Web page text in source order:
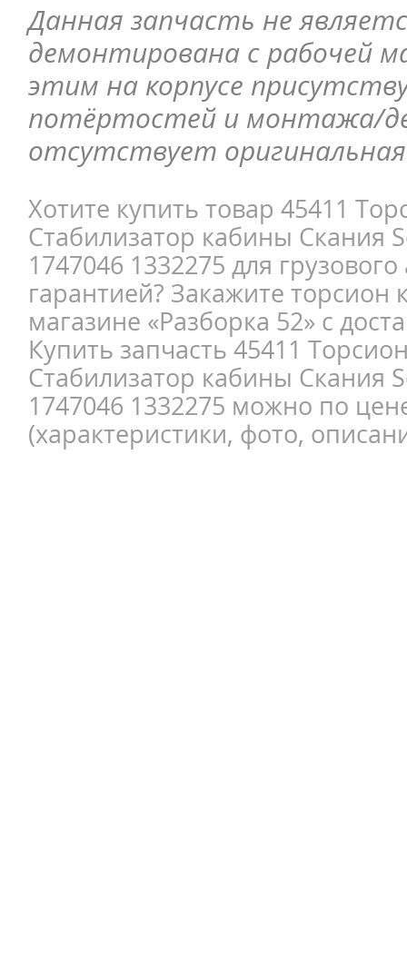
Данная запчасть не
демонтирована с рабочей
этим на корпусе
потёртостей и монтажа/
отсутствует оригинальная
Хотите купить товар 45411
Стабилизатор кабины Скания
1747046 1332275 для
гарантией? Закажите торсион
магазине «Разборка 52» с
Купить запчасть 45411
Стабилизатор кабины Скания
1747046 1332275 можно по
(характеристики, фото,